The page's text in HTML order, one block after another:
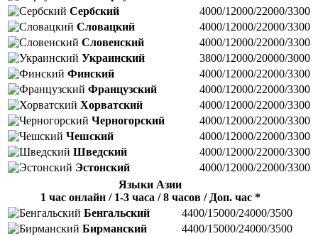
Сербский
4000/12000/22000/3300
Словацкий
4000/12000/22000/3300
Словенский
4000/12000/22000/3300
Украинский
3800/12000/20000/3000
Финский
4000/12000/22000/3300
Французский
4000/12000/22000/3300
Хорватский
4000/12000/22000/3300
Черногорский
4000/12000/22000/3300
Чешский
4000/12000/22000/3300
Шведский
4000/12000/22000/3300
Эстонский
4000/12000/22000/3300
Языки Азии
1 час онлайн / 1-3 часа / 8 часов / Доп. час *
Бенгальский
4400/15000/24000/3500
Бирманский
4400/15000/24000/3500